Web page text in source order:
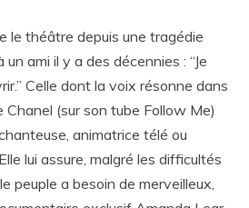
le théâtre depuis une tragédie
ami il y a des décennies : “Je
Celle dont la voix résonne dans
Chanel (sur son tube Follow Me)
animatrice télé ou
lui assure, malgré les difficultés
peuple a besoin de merveilleux,